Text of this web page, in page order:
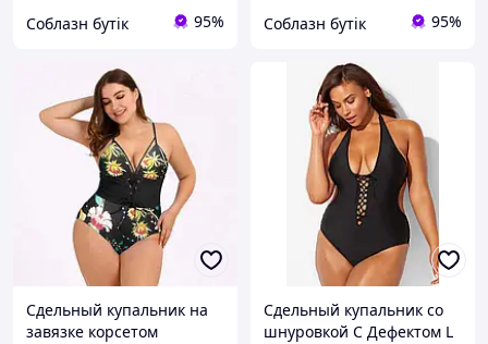
Соблазн бутік 95% Соблазн бутік 95%
Сдельный купальник на
завязке корсетом
Сдельный купальник со
шнуровкой С Дефектом L